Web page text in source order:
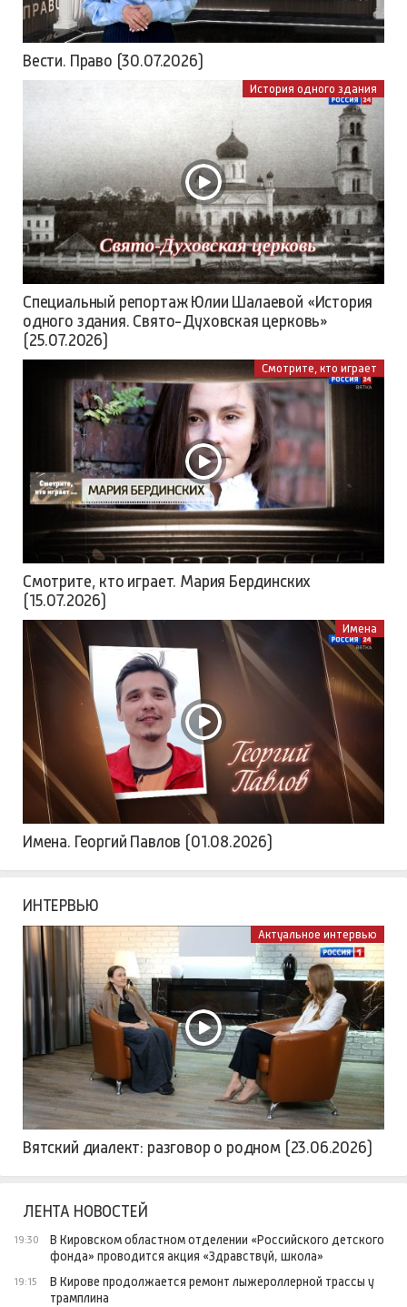
Вести. Право (30.07.2026)
История одного здания
Специальный репортаж Юлии Шалаевой «История
одного здания. Свято-Духовская церковь»
(25.07.2026)
Смотрите, кто играет
Смотрите, кто играет. Мария Бердинских
(15.07.2026)
Имена
Имена. Георгий Павлов (01.08.2026)
ИНТЕРВЬЮ
Актуальное интервью
Вятский диалект: разговор о родном (23.06.2026)
ЛЕНТА НОВОСТЕЙ
19:30
В Кировском областном отделении «Российского детского
фонда» проводится акция «Здравствуй, школа»
19:15
В Кирове продолжается ремонт лыжероллерной трассы у
трамплина